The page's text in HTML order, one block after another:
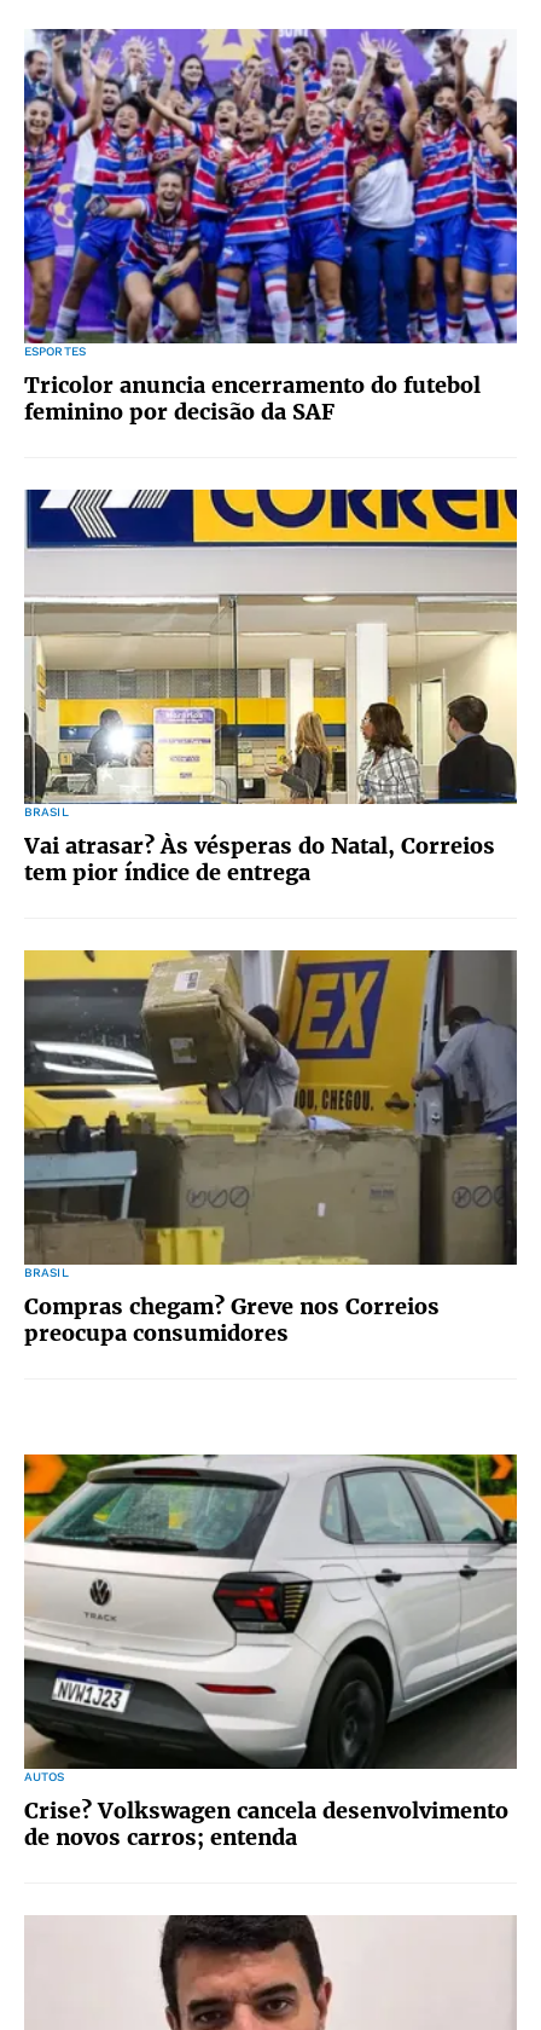
ESPORTES
Tricolor anuncia encerramento do futebol
feminino por decisão da SAF
BRASIL
Vai atrasar? Às vésperas do Natal, Correios
tem pior índice de entrega
BRASIL
Compras chegam? Greve nos Correios
preocupa consumidores
AUTOS
Crise? Volkswagen cancela desenvolvimento
de novos carros; entenda